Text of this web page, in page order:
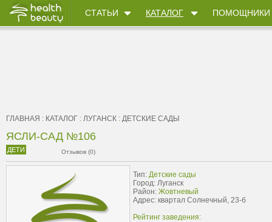
СТАТЬИ КАТАЛОГ ПОМОЩНИКИ
ГЛАВНАЯ : КАТАЛОГ : ЛУГАНСК : ДЕТСКИЕ САДЫ
ЯСЛИ-САД №106
ДЕТИ Отзывов (0)
Тип: Детские сады
Город: Луганск
Район: Жовтневый
Адрес: квартал Солнечный, 23-б
Рейтинг заведения: